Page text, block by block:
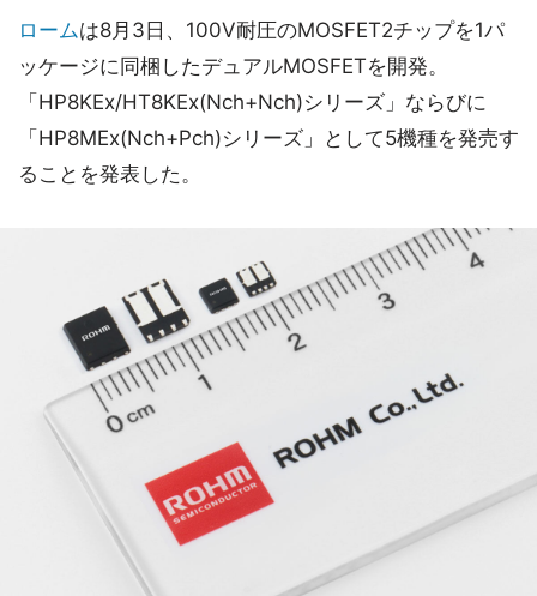
ロームは8月3日、100V耐圧のMOSFET2チップを1パ
ッケージに同梱したデュアルMOSFETを開発。
「HP8KEx/HT8KEx(Nch+Nch)シリーズ」ならびに
「HP8MEx(Nch+Pch)シリーズ」として5機種を発売す
ることを発表した。